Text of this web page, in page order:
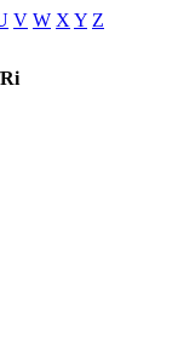
V W X Y Z